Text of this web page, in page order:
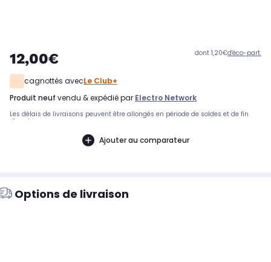
12,00€ dont 1,20€d'éco-part.
cagnottés avecLe Club+
produit neuf vendu & expédié par Electro Network
Les délais de livraisons peuvent être allongés en période de soldes et de fin
d'année.
Ajouter au comparateur
Options de livraison